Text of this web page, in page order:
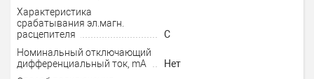
Характеристика
срабатывания эл.магн.
расцепителя
C
Номинальный отключающий
дифференциальный ток, mA
Нет